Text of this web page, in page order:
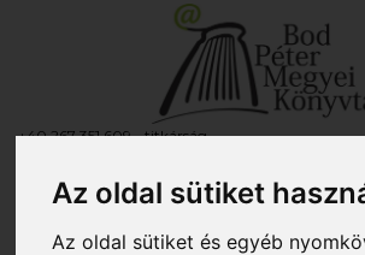
Az oldal sütiket
Az oldal sütiket és egyéb
+40 267 351 609 - titkárság
+40 267 311 927 - fiókkönyvtár